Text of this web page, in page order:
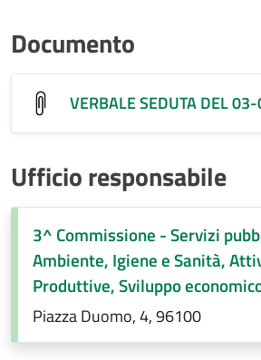
Documento
VERBALE SEDUTA DEL
Ufficio responsabile
3^ Commissione - Servizi
Ambiente, Igiene e Sanità,
Produttive, Sviluppo
Regolamenti di competenza.
Piazza Duomo, 4, 96100